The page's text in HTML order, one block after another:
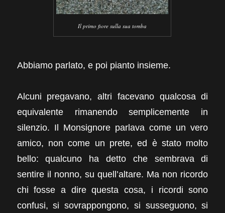
Il primo fiore sulla sua tomba
Abbiamo parlato, e poi pianto insieme.
Alcuni pregavano, altri facevano qualcosa di
equivalente rimanendo semplicemente in
silenzio. Il Monsignore parlava come un vero
amico, non come un prete, ed è stato molto
bello: qualcuno ha detto che sembrava di
sentire il nonno, su quell’altare. Ma non ricordo
chi fosse a dire questa cosa, i ricordi sono
confusi, si sovrappongono, si susseguono, si